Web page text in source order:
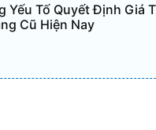
Yếu Tố Quyết Định Giá
Cũ Hiện Nay